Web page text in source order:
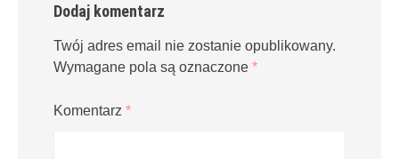
Dodaj komentarz
Twój adres email nie zostanie opublikowany.
Wymagane pola są oznaczone *
Komentarz *